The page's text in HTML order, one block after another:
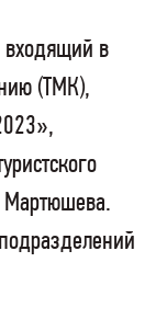
входящий в
(ТМК),
Мартюшева.